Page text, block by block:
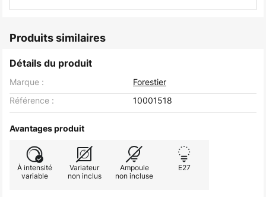
Produits similaires
Détails du produit
Marque :
Forestier
Référence :
10001518
Avantages produit
À intensité
variable
Variateur
non inclus
Ampoule
non incluse
E27